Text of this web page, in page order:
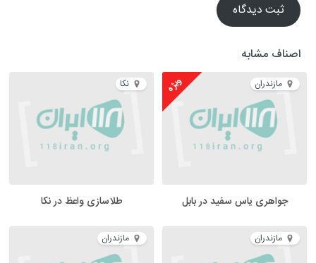
ثبت دیدگاه
اصناف مشابه
مازندران ویژه
جواهری یاس سفید در بابل
نکا
طلاسازی واعظ در نکا
مازندران مازندران